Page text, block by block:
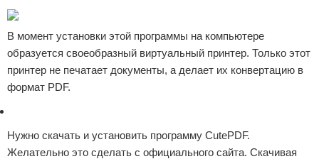
В момент установки этой программы на компьютере
образуется своеобразный виртуальный принтер. Только этот
принтер не печатает документы, а делает их конвертацию в
формат PDF.
Нужно скачать и установить программу CutePDF.
Желательно это сделать с официального сайта. Скачивая